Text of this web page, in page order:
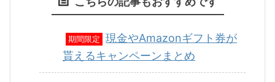
期間限定
現金やAmazonギフト券が
貰えるキャンペーンまとめ